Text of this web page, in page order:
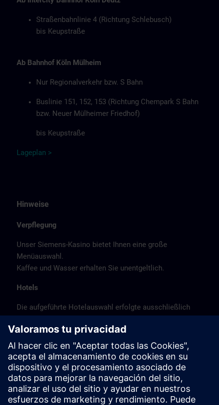
Straßenbahnlinie 4 (Richtung Schlebusch)
bis Keupstraße
Ab Bahnhof Köln Mülheim
Nur Regionalverkehr bzw. S Bahn
Buslinie 151, 152, 153 (Richtung Chempark S Bahn
bzw. Neuer Mülheimer Friedhof)
bis Keupstraße
Lageplan >
Hinweise
Verpflegung
Unser Siemens-Kasino bietet Ihnen eine große
Menüauswahl.
Kaffee und Wasser erhalten Sie unentgeltlich.
Hotels
Die aufgeführte Hotelauswahl erfolgte ausschließlich
der günstigen Verkehrsanbindung zum
Veranstaltungsort.
Es handelt sich hierbei nicht um Siemens-
Vertragshotels, daher können wir für die Qualität der
Hotels keine Gewähr übernehmen.
Stornierung